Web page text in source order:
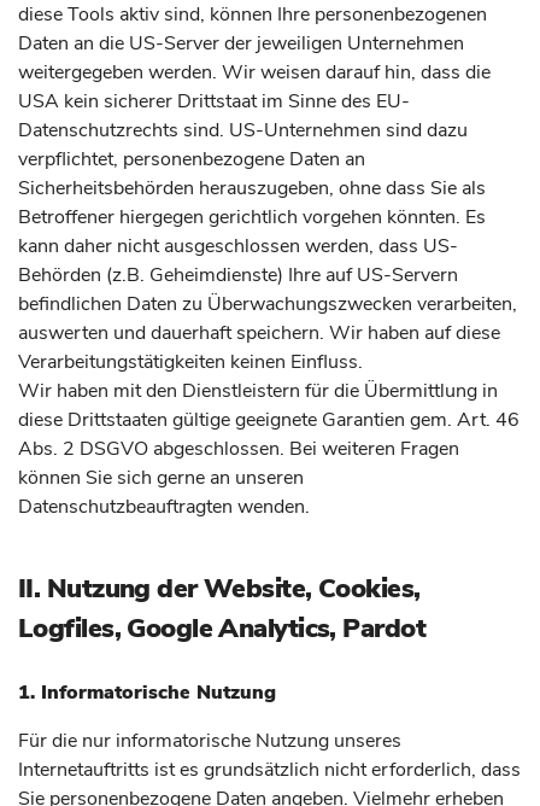
diese Tools aktiv sind, können Ihre personenbezogenen
Daten an die US-Server der jeweiligen Unternehmen
weitergegeben werden. Wir weisen darauf hin, dass die
USA kein sicherer Drittstaat im Sinne des EU-
Datenschutzrechts sind. US-Unternehmen sind dazu
verpflichtet, personenbezogene Daten an
Sicherheitsbehörden herauszugeben, ohne dass Sie als
Betroffener hiergegen gerichtlich vorgehen könnten. Es
kann daher nicht ausgeschlossen werden, dass US-
Behörden (z.B. Geheimdienste) Ihre auf US-Servern
befindlichen Daten zu Überwachungszwecken verarbeiten,
auswerten und dauerhaft speichern. Wir haben auf diese
Verarbeitungstätigkeiten keinen Einfluss.
Wir haben mit den Dienstleistern für die Übermittlung in
diese Drittstaaten gültige geeignete Garantien gem. Art. 46
Abs. 2 DSGVO abgeschlossen. Bei weiteren Fragen
können Sie sich gerne an unseren
Datenschutzbeauftragten wenden.
II. Nutzung der Website, Cookies,
Logfiles, Google Analytics, Pardot
1. Informatorische Nutzung
Für die nur informatorische Nutzung unseres
Internetauftritts ist es grundsätzlich nicht erforderlich, dass
Sie personenbezogene Daten angeben. Vielmehr erheben